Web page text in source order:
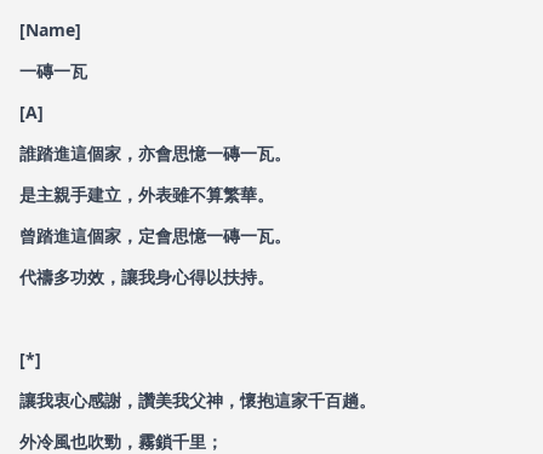
[Name]
一磚一瓦
[A]
誰踏進這個家，亦會思憶一磚一瓦。
是主親手建立，外表雖不算繁華。
曾踏進這個家，定會思憶一磚一瓦。
代禱多功效，讓我身心得以扶持。
[*]
讓我衷心感謝，讚美我父神，懷抱這家千百趟。
外冷風也吹勁，霧鎖千里；